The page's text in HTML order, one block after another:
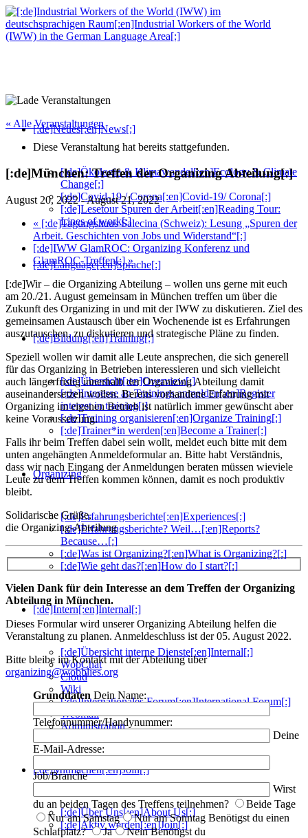
[:de]Neues[:en]News[:]
[:de]Ökologie & Klimawandel[:en]Ecology & Climate
Change[:]
[:de]Covid-19 / Corona[:en]Covid-19/ Corona[:]
[:de]Lesetour Spuren der Arbeit[:en]Reading Tour:
Lines of work[:]
[:de]Language[:en]Sprache[:]
[:de]Bildung[:en]Training[:]
[:de]Übersicht[:en]Overview[:]
[:de]Interesse an Trainings anmelden[:en]Register
interest in training[:]
[:de]Training organisieren[:en]Organize Training[:]
[:de]Trainer*in werden[:en]Become a Trainer[:]
Organizing
[:de]Erfahrungsberichte[:en]Experiences[:]
[:de]Erfahrungsberichte? Weil…[:en]Reports?
Because…[:]
[:de]Was ist Organizing?[:en]What is Organizing?[:]
[:de]Wie geht das?[:en]How do I start?[:]
[:de]Intern[:en]Internal[:]
[:de]Übersicht interne Dienste[:en]Internal[:]
WobChat
Cloud
Wiki
[:de]Internationales Forum[:en]International Forum[:]
Webmail
Administration
[:de]Mitmachen[:en]Join[:]
[:de]Über Uns[:en]About Us[:]
[:de]Aktiv werden[:en]Join[:]
« Alle Veranstaltungen
Diese Veranstaltung hat bereits stattgefunden.
[:de]München: Treffen der Organizing Abteilung[:]
August 20, 2022-August 21, 2022
« [:de]Tagungshaus Salecina (Schweiz): Lesung „Spuren der
Arbeit. Geschichten von Jobs und Widerstand“[:]
[:de]IWW GlamROC: Organizing Konferenz und
GlamROC-Treffen[:]»
[:de]Wir – die Organizing Abteilung – wollen uns gerne mit euch
am 20./21. August gemeinsam in München treffen um über die
Zukunft des Organizing in und mit der IWW zu diskutieren. Ziel des
gemeinsamen Austausch über ein Wochenende ist es Erfahrungen
auszutauschen, zu diskutieren und strategische Pläne zu finden.
Speziell wollen wir damit alle Leute ansprechen, die sich generell
für das Organizing in Betrieben interessieren und sich vielleicht
auch längerfristig innerhalb der Organizing Abteilung damit
auseinandersetzen wollen. Bereits vorhandene Erfahrung mit
Organizing im eigenen Betrieb ist natürlich immer gewünscht aber
keine Voraussetzung.
Falls ihr beim Treffen dabei sein wollt, meldet euch bitte mit dem
unten angehängten Anmeldeformular an. Bitte habt Verständnis,
dass wir nach Eingang der Anmeldungen beraten müssen wieviele
Leute zu dem Treffen kommen können, damit es noch produktiv
bleibt.
Solidarische Grüße,
die Organizing-Abteilung
Vielen Dank für dein Interesse an dem Treffen der Organizing
Abteilung in München.
Dieses Formular wird unserer Organizing Abteilung helfen die
Veranstaltung zu planen. Anmeldeschluss ist der 05. August 2022.
Bitte bleibe im Kontakt mit der Abteilung über
organizing@wobblies.org
Grunddaten Dein Name:
Telefonnummer/Handynummer:
Deine
E-Mail-Adresse:
Job/Branche
Wirst
du an beiden Tagen des Treffens teilnehmen?
Beide Tage
Nur am Samstag
Nur am Sonntag Benötigst du einen
Schlafplatz?
Ja Nein Benötigst du